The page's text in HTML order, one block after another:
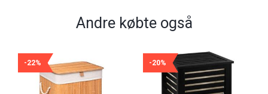
Andre købte også
-22% -20%